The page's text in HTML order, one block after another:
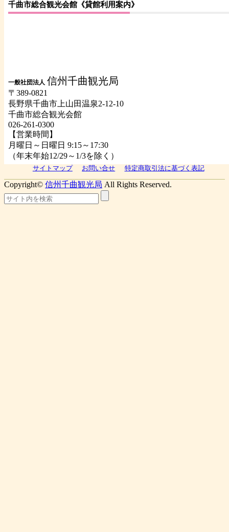
千曲市総合観光会館《貸館利用案内》
一般社団法人 信州千曲観光局
〒389-0821
長野県千曲市上山田温泉2-12-10
千曲市総合観光会館
026-261-0300
【営業時間】
月曜日～日曜日 9:15～17:30
（年末年始12/29～1/3を除く）
サイトマップ お問い合せ 特定商取引法に基づく表記
Copyright© 信州千曲観光局 All Rights Reserved.